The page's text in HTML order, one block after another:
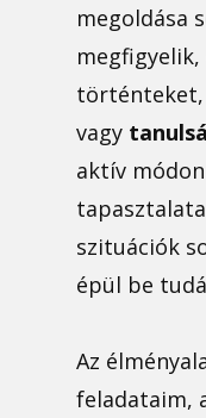
megoldása
történteket,
vagy
aktív módon
szituációk
épül be
Az
feladataim,